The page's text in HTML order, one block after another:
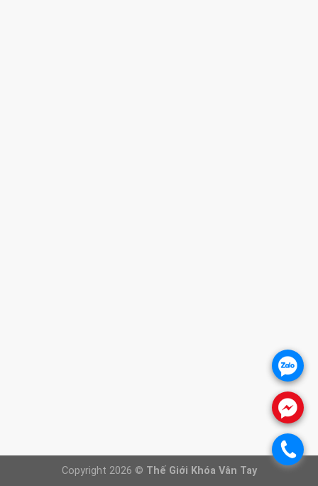
Copyright 2026 © Thế Giới Khóa Vân Tay
.
.
.